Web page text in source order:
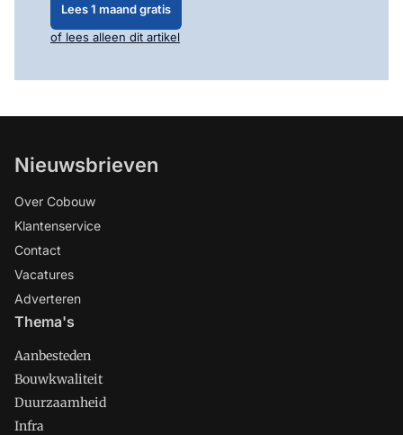
Lees 1 maand gratis
of lees alleen dit artikel
Nieuwsbrieven
Over Cobouw
Klantenservice
Contact
Vacatures
Adverteren
Thema's
Aanbesteden
Bouwkwaliteit
Duurzaamheid
Infra